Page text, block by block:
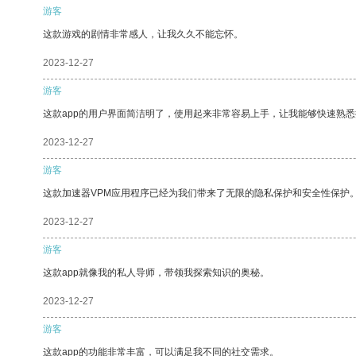
游客
这款游戏的剧情非常感人，让我久久不能忘怀。
2023-12-27
游客
这款app的用户界面简洁明了，使用起来非常容易上手，让我能够快速熟悉
2023-12-27
游客
这款加速器VPM应用程序已经为我们带来了无限的隐私保护和安全性保护。
2023-12-27
游客
这款app就像我的私人导师，带领我探索知识的奥秘。
2023-12-27
游客
这款app的功能非常丰富，可以满足我不同的社交需求。